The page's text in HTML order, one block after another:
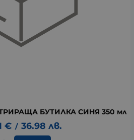
БУТИЛКА СИНЯ 350 мл
€ / 36.98 лв.